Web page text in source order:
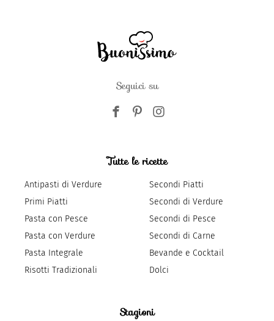
Seguici su
Tutte le ricette
Antipasti di Verdure
Primi Piatti
Pasta con Pesce
Pasta con Verdure
Pasta Integrale
Risotti Tradizionali
Secondi Piatti
Secondi di Verdure
Secondi di Pesce
Secondi di Carne
Bevande e Cocktail
Dolci
Stagioni